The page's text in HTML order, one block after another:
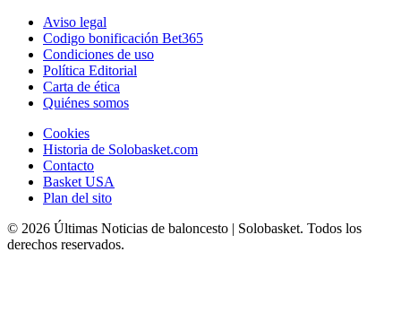
Aviso legal
Codigo bonificación Bet365
Condiciones de uso
Política Editorial
Carta de ética
Quiénes somos
Cookies
Historia de Solobasket.com
Contacto
Basket USA
Plan del sito
© 2026 Últimas Noticias de baloncesto | Solobasket. Todos los
derechos reservados.